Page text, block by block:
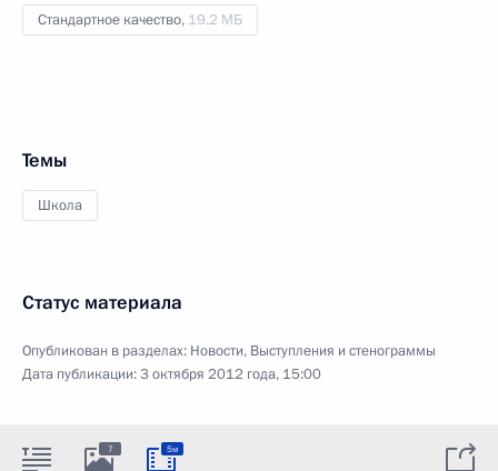
Стандартное качество, 19.2 МБ
Темы
Школа
Статус материала
Опубликован в разделах: Новости, Выступления и стенограммы
Дата публикации:3 октября 2012 года, 15:00
7 5м